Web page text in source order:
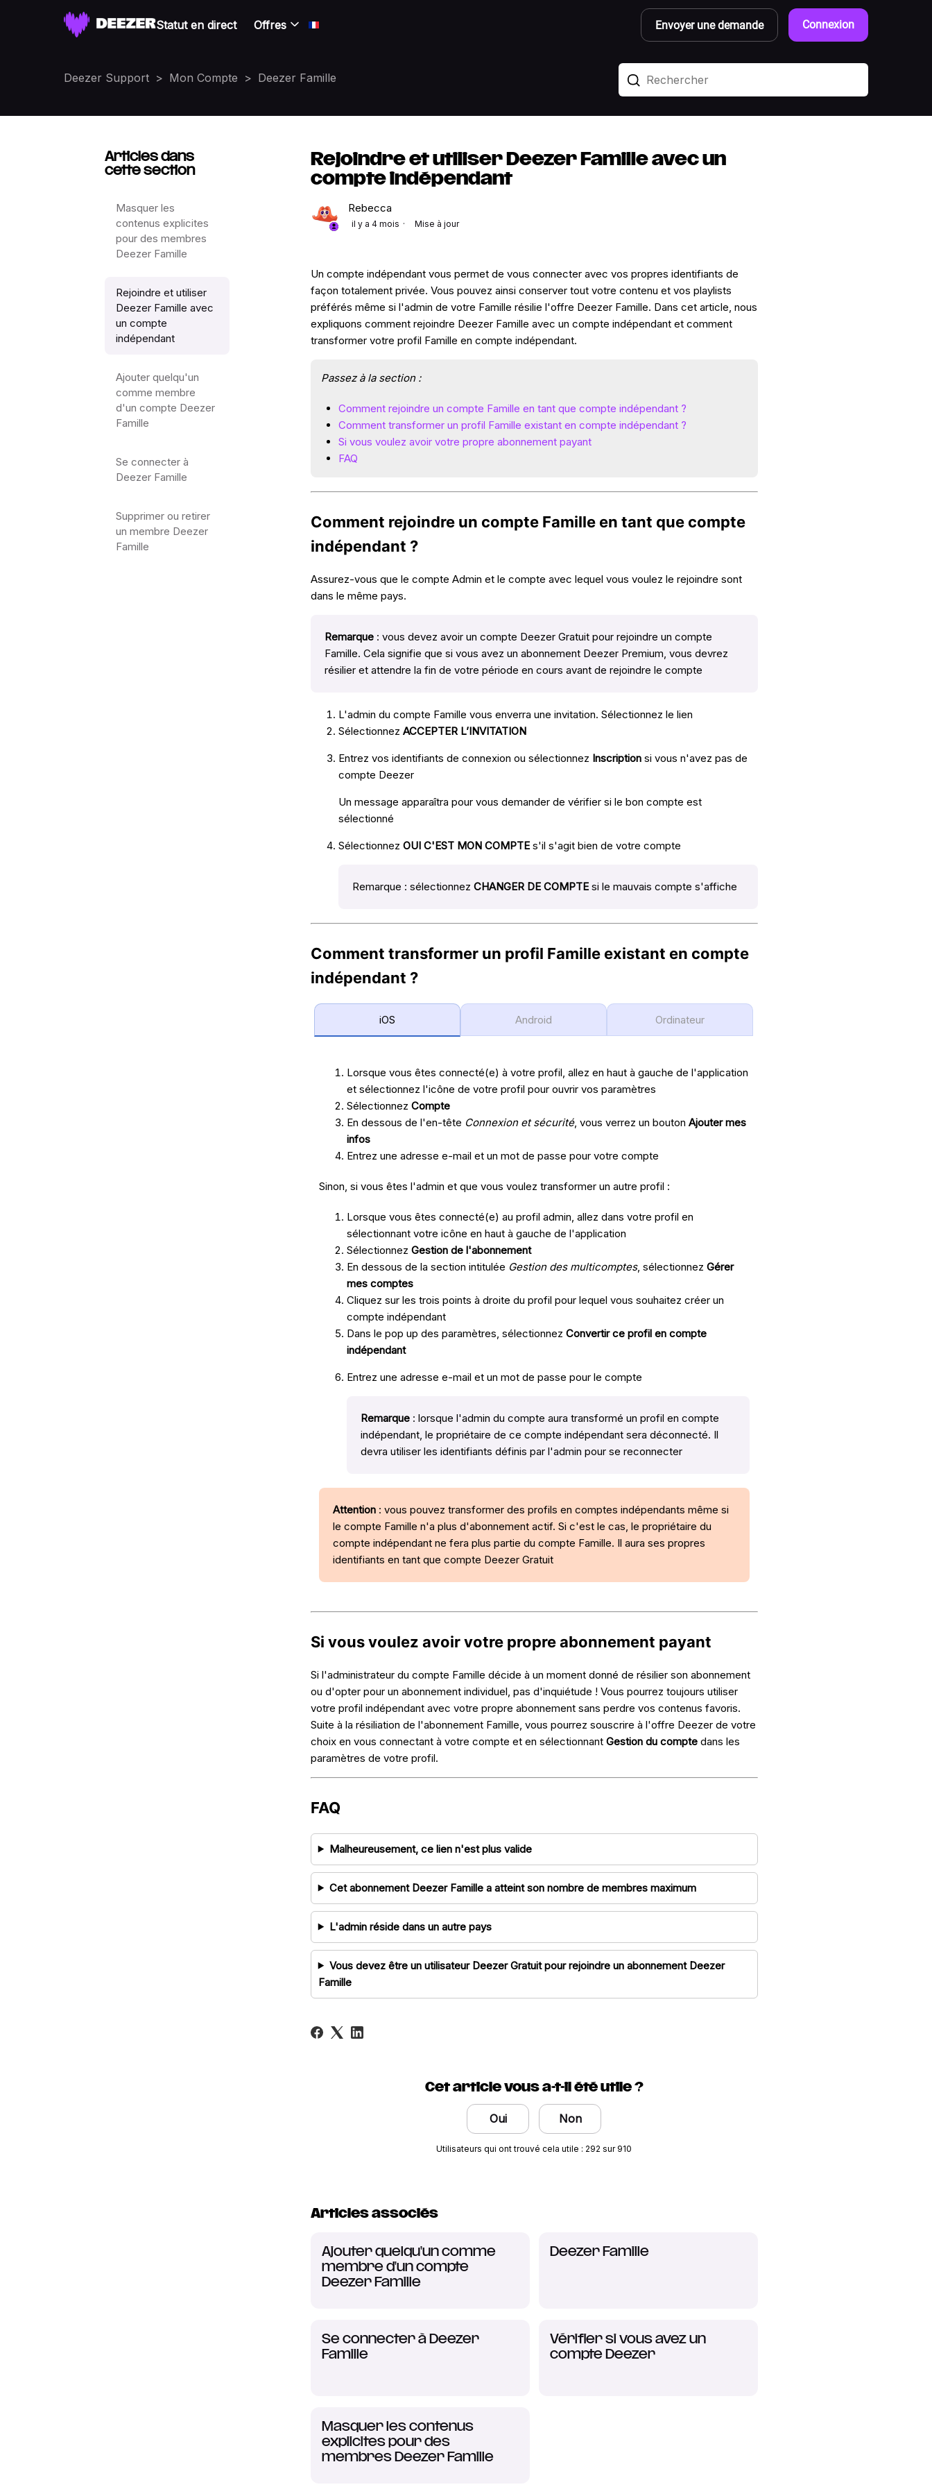
Statut en direct Offres Envoyer une demande Connexion
Deezer Support Mon Compte Deezer Famille
Articles dans
cette section
Masquer les
contenus explicites
pour des membres
Deezer Famille
Rejoindre et utiliser
Deezer Famille avec
un compte
indépendant
Ajouter quelqu'un
comme membre
d'un compte Deezer
Famille
Se connecter à
Deezer Famille
Supprimer ou retirer
un membre Deezer
Famille
Rejoindre et utiliser Deezer Famille avec un
compte indépendant
Rebecca
il y a 4 mois Mise à jour
Un compte indépendant vous permet de vous connecter avec vos propres identifiants de
façon totalement privée. Vous pouvez ainsi conserver tout votre contenu et vos playlists
préférés même si l'admin de votre Famille résilie l'offre Deezer Famille. Dans cet article, nous
expliquons comment rejoindre Deezer Famille avec un compte indépendant et comment
transformer votre profil Famille en compte indépendant.
Passez à la section :
Comment rejoindre un compte Famille en tant que compte indépendant ?
Comment transformer un profil Famille existant en compte indépendant ?
Si vous voulez avoir votre propre abonnement payant
FAQ
Comment rejoindre un compte Famille en tant que compte
indépendant ?
Assurez-vous que le compte Admin et le compte avec lequel vous voulez le rejoindre sont
dans le même pays.
Remarque: vous devez avoir un compte Deezer Gratuit pour rejoindre un compte
Famille. Cela signifie que si vous avez un abonnement Deezer Premium, vous devrez
résilier et attendre la fin de votre période en cours avant de rejoindre le compte
L'admin du compte Famille vous enverra une invitation. Sélectionnez le lien
Sélectionnez ACCEPTER L’INVITATION
Entrez vos identifiants de connexion ou sélectionnez Inscriptionsi vous n'avez pas de
compte Deezer
Un message apparaîtra pour vous demander de vérifier si le bon compte est
sélectionné
Sélectionnez OUI C'EST MON COMPTEs'il s'agit bien de votre compte
Remarque : sélectionnez CHANGER DE COMPTEsi le mauvais compte s'affiche
Comment transformer un profil Famille existant en compte
indépendant ?
iOS Android Ordinateur
Lorsque vous êtes connecté(e) à votre profil, allez en haut à gauche de l'application
et sélectionnez l'icône de votre profil pour ouvrir vos paramètres
Sélectionnez Compte
En dessous de l'en-tête Connexion et sécurité, vous verrez un bouton Ajouter mes
infos
Entrez une adresse e-mail et un mot de passe pour votre compte
Sinon, si vous êtes l'admin et que vous voulez transformer un autre profil :
Lorsque vous êtes connecté(e) au profil admin, allez dans votre profil en
sélectionnant votre icône en haut à gauche de l'application
Sélectionnez Gestion de l'abonnement
En dessous de la section intitulée Gestion des multicomptes, sélectionnez Gérer
mes comptes
Cliquez sur les trois points à droite du profil pour lequel vous souhaitez créer un
compte indépendant
Dans le pop up des paramètres, sélectionnez Convertir ce profil en compte
indépendant
Entrez une adresse e-mail et un mot de passe pour le compte
Remarque: lorsque l'admin du compte aura transformé un profil en compte
indépendant, le propriétaire de ce compte indépendant sera déconnecté. Il
devra utiliser les identifiants définis par l'admin pour se reconnecter
Attention: vous pouvez transformer des profils en comptes indépendants même si
le compte Famille n'a plus d'abonnement actif. Si c'est le cas, le propriétaire du
compte indépendant ne fera plus partie du compte Famille. Il aura ses propres
identifiants en tant que compte Deezer Gratuit
Si vous voulez avoir votre propre abonnement payant
Si l'administrateur du compte Famille décide à un moment donné de résilier son abonnement
ou d'opter pour un abonnement individuel, pas d'inquiétude ! Vous pourrez toujours utiliser
votre profil indépendant avec votre propre abonnement sans perdre vos contenus favoris.
Suite à la résiliation de l'abonnement Famille, vous pourrez souscrire à l'offre Deezer de votre
choix en vous connectant à votre compte et en sélectionnant Gestion du comptedans les
paramètres de votre profil.
FAQ
Malheureusement, ce lien n'est plus valide
Cet abonnement Deezer Famille a atteint son nombre de membres maximum
L'admin réside dans un autre pays
Vous devez être un utilisateur Deezer Gratuit pour rejoindre un abonnement Deezer
Famille
Cet article vous a-t-il été utile ?
Oui Non
Utilisateurs qui ont trouvé cela utile : 292 sur 910
Articles associés
Ajouter quelqu'un comme
membre d'un compte
Deezer Famille
Deezer Famille
Se connecter à Deezer
Famille
Vérifier si vous avez un
compte Deezer
Masquer les contenus
explicites pour des
membres Deezer Famille